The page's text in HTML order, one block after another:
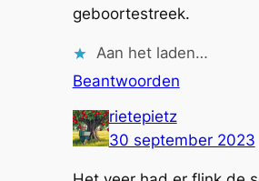
geboortestreek.
Aan het laden…
Beantwoorden
rietepietz
30 september 2023